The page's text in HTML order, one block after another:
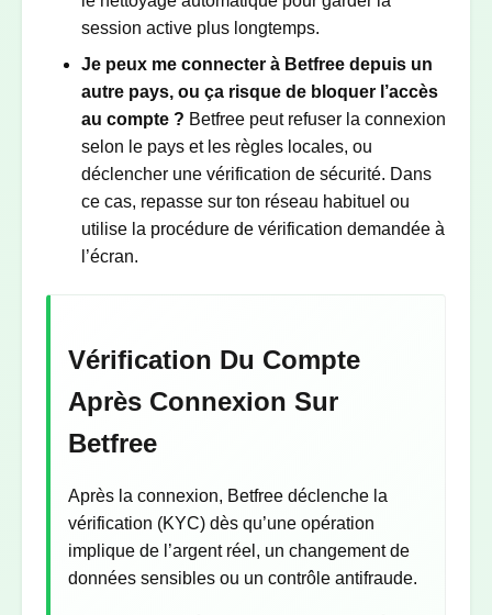
session active plus longtemps.
Je peux me connecter à Betfree depuis un
autre pays, ou ça risque de bloquer l’accès
au compte ? Betfree peut refuser la connexion
selon le pays et les règles locales, ou
déclencher une vérification de sécurité. Dans
ce cas, repasse sur ton réseau habituel ou
utilise la procédure de vérification demandée à
l’écran.
Vérification Du Compte
Après Connexion Sur
Betfree
Après la connexion, Betfree déclenche la
vérification (KYC) dès qu’une opération
implique de l’argent réel, un changement de
données sensibles ou un contrôle antifraude.